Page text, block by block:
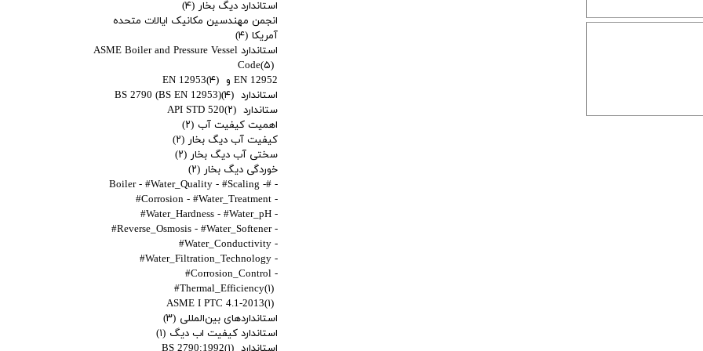
استاندارد دیگ بخار (۴)
انجمن مهندسین مکانیک ایالات متحده
آمریکا (۴)
استاندارد ASME Boiler and Pressure Vessel
Code(۵)
EN 12952 و EN 12953
(۴)
استاندارد BS 2790 (BS EN 12953) (۴)
ستاندارد API STD 520 (۲)
اهمیت کیفیت آب (۲)
کیفیت آب دیگ بخار (۲)
سختی آب دیگ بخار (۲)
خوردگی دیگ بخار (۲)
- #Boiler - #Water_Quality - #Scaling -
#Corrosion - #Water_Treatment -
#Water_Hardness - #Water_pH -
#Reverse_Osmosis - #Water_Softener -
#Water_Conductivity -
#Water_Filtration_Technology -
#Corrosion_Control -
#Thermal_Efficiency(۱)
ASME I PTC 4.1-2013(۱)
استانداردهای بین‌المللی (۳)
استاندارد کیفیت اب دیگ (۱)